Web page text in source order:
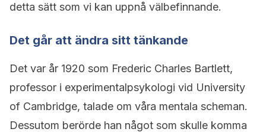
detta sätt som vi kan uppnå välbefinnande.
Det går att ändra sitt tänkande
Det var år 1920 som Frederic Charles Bartlett,
professor i experimentalpsykologi vid University
of Cambridge, talade om våra mentala scheman.
Dessutom berörde han något som skulle komma